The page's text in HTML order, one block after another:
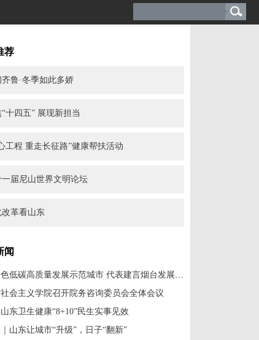
荐
齐鲁·冬季如此多娇
十四五” 展现新担当
工程 重走长征路”健康帮扶活动
一届尼山世界文明论坛
改革看山东
闻
锚定绿色低碳高质量发展示范城市 代表建言烟台发展绿色循环经济
会主义学院召开院务咨询委员会全体会议
东卫生健康“8+10”民生实事见效
山东让城市“升级”，日子“翻新”